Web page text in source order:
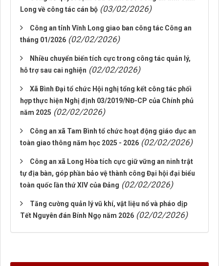
Long về công tác cán bộ (03/02/2026)
Công an tỉnh Vĩnh Long giao ban công tác Công an
tháng 01/2026 (02/02/2026)
Nhiều chuyển biến tích cực trong công tác quản lý,
hỗ trợ sau cai nghiện (02/02/2026)
Xã Bình Đại tổ chức Hội nghị tổng kết công tác phối
hợp thực hiện Nghị định 03/2019/NĐ-CP của Chính phủ
năm 2025 (02/02/2026)
Công an xã Tam Bình tổ chức hoạt động giáo dục an
toàn giao thông năm học 2025 - 2026 (02/02/2026)
Công an xã Long Hòa tích cực giữ vững an ninh trật
tự địa bàn, góp phần bảo vệ thành công Đại hội đại biểu
toàn quốc lần thứ XIV của Đảng (02/02/2026)
Tăng cường quản lý vũ khí, vật liệu nổ và pháo dịp
Tết Nguyên đán Bính Ngọ năm 2026 (02/02/2026)